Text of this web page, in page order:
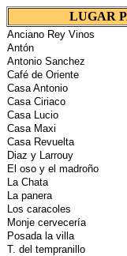
LUGAR
Anciano Rey Vinos
Antón
Antonio Sanchez
Café de Oriente
Casa Antonio
Casa Ciriaco
Casa Lucio
Casa Maxi
Casa Revuelta
Diaz y Larrouy
El oso y el madroño
La Chata
La panera
Los caracoles
Monje cervecería
Posada la villa
T. del tempranillo